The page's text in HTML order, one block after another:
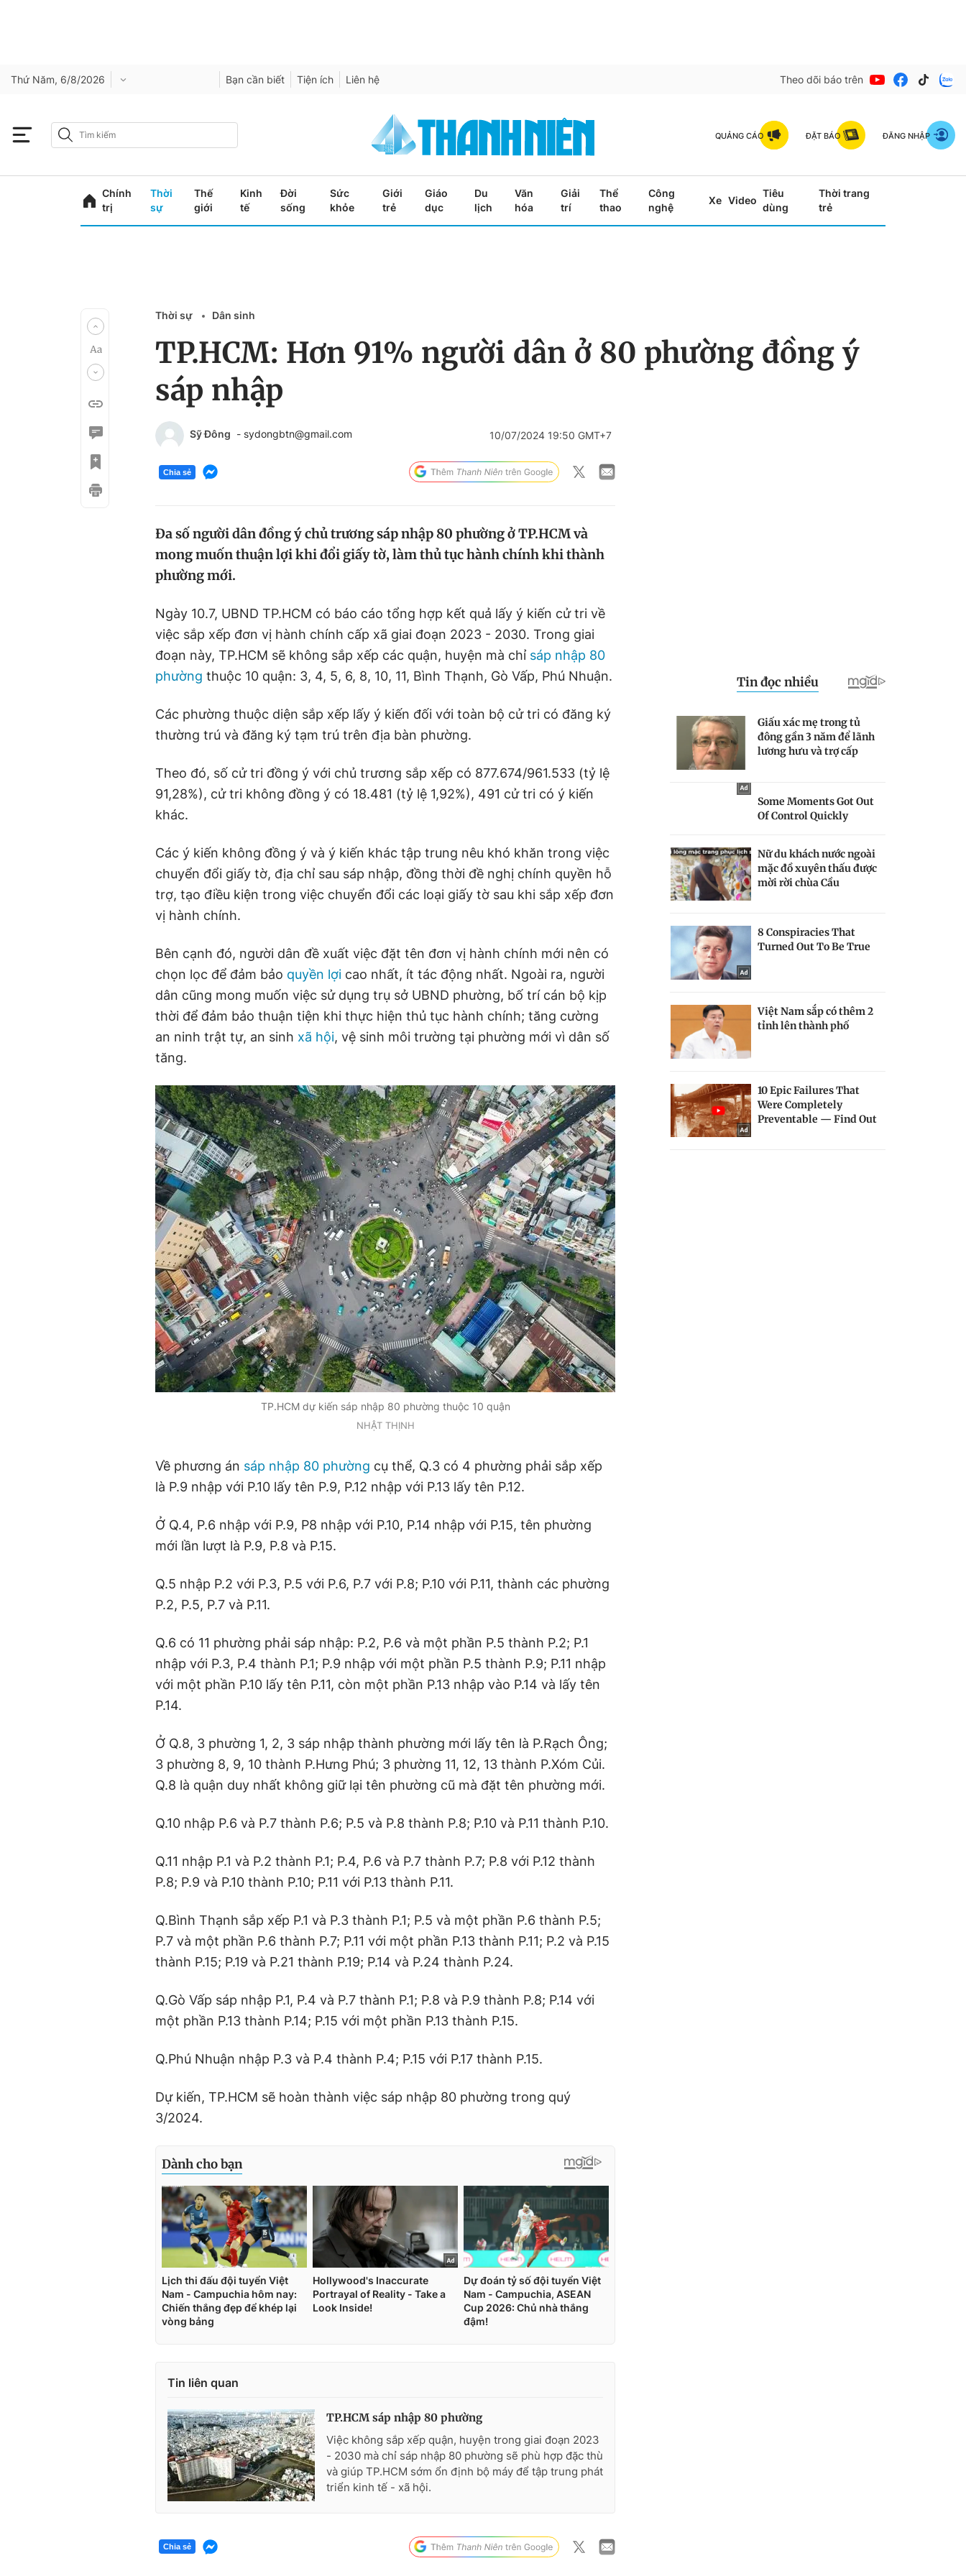
Thứ Năm, 6/8/2026 Bạn cần biết Tiện ích Liên hệ Theo dõi báo trên
QUẢNG CÁO ĐẶT BÁO ĐĂNG NHẬP
Chính
trị
Thời
sự
Thế
giới
Kinh
tế
Đời
sống
Sức
khỏe
Giới
trẻ
Giáo
dục
Du
lịch
Văn
hóa
Giải
trí
Thể
thao
Công
nghệ
Xe Video
Tiêu
dùng
Thời trang
trẻ
Thời sự Dân sinh
TP.HCM: Hơn 91% người dân ở 80 phường đồng ý
sáp nhập
Sỹ Đông - sydongbtn@gmail.com 10/07/2024 19:50 GMT+7
Chia sẻ
Đa số người dân đồng ý chủ trương sáp nhập 80 phường ở TP.HCM và
mong muốn thuận lợi khi đổi giấy tờ, làm thủ tục hành chính khi thành
phường mới.
Ngày 10.7, UBND TP.HCM có báo cáo tổng hợp kết quả lấy ý kiến cử tri về
việc sắp xếp đơn vị hành chính cấp xã giai đoạn 2023 - 2030. Trong giai
đoạn này, TP.HCM sẽ không sắp xếp các quận, huyện mà chỉ sáp nhập 80
phường thuộc 10 quận: 3, 4, 5, 6, 8, 10, 11, Bình Thạnh, Gò Vấp, Phú Nhuận.
Các phường thuộc diện sắp xếp lấy ý kiến đối với toàn bộ cử tri có đăng ký
thường trú và đăng ký tạm trú trên địa bàn phường.
Theo đó, số cử tri đồng ý với chủ trương sắp xếp có 877.674/961.533 (tỷ lệ
91,28%), cử tri không đồng ý có 18.481 (tỷ lệ 1,92%), 491 cử tri có ý kiến
khác.
Các ý kiến không đồng ý và ý kiến khác tập trung nêu khó khăn trong việc
chuyển đổi giấy tờ, địa chỉ sau sáp nhập, đồng thời đề nghị chính quyền hỗ
trợ, tạo điều kiện trong việc chuyển đổi các loại giấy tờ sau khi sắp xếp đơn
vị hành chính.
Bên cạnh đó, người dân đề xuất việc đặt tên đơn vị hành chính mới nên có
chọn lọc để đảm bảo quyền lợi cao nhất, ít tác động nhất. Ngoài ra, người
dân cũng mong muốn việc sử dụng trụ sở UBND phường, bố trí cán bộ kịp
thời để đảm bảo thuận tiện khi thực hiện thủ tục hành chính; tăng cường
an ninh trật tự, an sinh xã hội, vệ sinh môi trường tại phường mới vì dân số
tăng.
TP.HCM dự kiến sáp nhập 80 phường thuộc 10 quận
NHẬT THỊNH
Về phương án sáp nhập 80 phường cụ thể, Q.3 có 4 phường phải sắp xếp
là P.9 nhập với P.10 lấy tên P.9, P.12 nhập với P.13 lấy tên P.12.
Ở Q.4, P.6 nhập với P.9, P8 nhập với P.10, P.14 nhập với P.15, tên phường
mới lần lượt là P.9, P.8 và P.15.
Q.5 nhập P.2 với P.3, P.5 với P.6, P.7 với P.8; P.10 với P.11, thành các phường
P.2, P.5, P.7 và P.11.
Q.6 có 11 phường phải sáp nhập: P.2, P.6 và một phần P.5 thành P.2; P.1
nhập với P.3, P.4 thành P.1; P.9 nhập với một phần P.5 thành P.9; P.11 nhập
với một phần P.10 lấy tên P.11, còn một phần P.13 nhập vào P.14 và lấy tên
P.14.
Ở Q.8, 3 phường 1, 2, 3 sáp nhập thành phường mới lấy tên là P.Rạch Ông;
3 phường 8, 9, 10 thành P.Hưng Phú; 3 phường 11, 12, 13 thành P.Xóm Củi.
Q.8 là quận duy nhất không giữ lại tên phường cũ mà đặt tên phường mới.
Q.10 nhập P.6 và P.7 thành P.6; P.5 và P.8 thành P.8; P.10 và P.11 thành P.10.
Q.11 nhập P.1 và P.2 thành P.1; P.4, P.6 và P.7 thành P.7; P.8 với P.12 thành
P.8; P.9 và P.10 thành P.10; P.11 với P.13 thành P.11.
Q.Bình Thạnh sắp xếp P.1 và P.3 thành P.1; P.5 và một phần P.6 thành P.5;
P.7 và một phần P.6 thành P.7; P.11 với một phần P.13 thành P.11; P.2 và P.15
thành P.15; P.19 và P.21 thành P.19; P.14 và P.24 thành P.24.
Q.Gò Vấp sáp nhập P.1, P.4 và P.7 thành P.1; P.8 và P.9 thành P.8; P.14 với
một phần P.13 thành P.14; P.15 với một phần P.13 thành P.15.
Q.Phú Nhuận nhập P.3 và P.4 thành P.4; P.15 với P.17 thành P.15.
Dự kiến, TP.HCM sẽ hoàn thành việc sáp nhập 80 phường trong quý
3/2024.
Tin liên quan
TP.HCM sáp nhập 80 phường
Việc không sắp xếp quận, huyện trong giai đoạn 2023
- 2030 mà chỉ sáp nhập 80 phường sẽ phù hợp đặc thù
và giúp TP.HCM sớm ổn định bộ máy để tập trung phát
triển kinh tế - xã hội.
Chia sẻ